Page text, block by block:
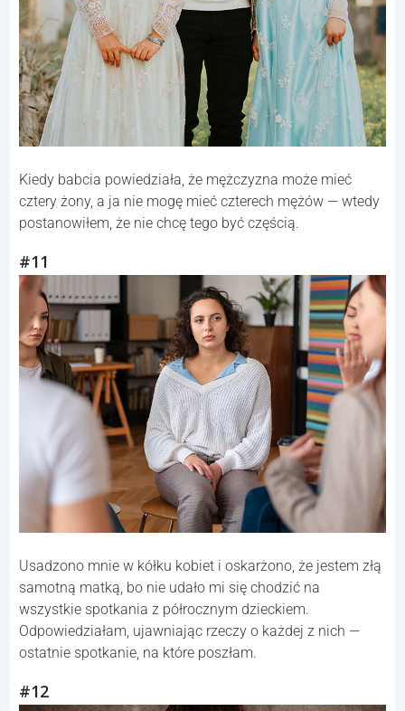
Kiedy babcia powiedziała, że mężczyzna może mieć
cztery żony, a ja nie mogę mieć czterech mężów — wtedy
postanowiłem, że nie chcę tego być częścią.
#11
Usadzono mnie w kółku kobiet i oskarżono, że jestem złą
samotną matką, bo nie udało mi się chodzić na
wszystkie spotkania z półrocznym dzieckiem.
Odpowiedziałam, ujawniając rzeczy o każdej z nich —
ostatnie spotkanie, na które poszłam.
#12